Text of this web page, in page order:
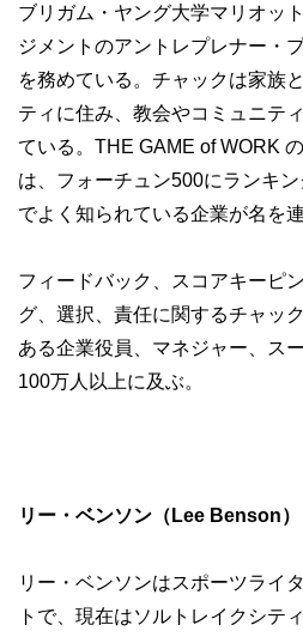
ブリガム・ヤング大学マリオッ
ジメントのアントレプレナー・
を務めている。チャックは家族
ティに住み、教会やコミュニテ
ている。THE GAME of WORK
は、フォーチュン500にランキ
でよく知られている企業が名を
フィードバック、スコアキーピ
グ、選択、責任に関するチャッ
ある企業役員、マネジャー、ス
100万人以上に及ぶ。
リー・ベンソン（Lee Benson）
リー・ベンソンはスポーツライ
トで、現在はソルトレイクシテ